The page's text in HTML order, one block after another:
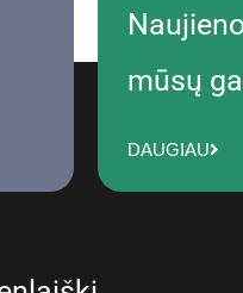
mūsų
DAUGIAU